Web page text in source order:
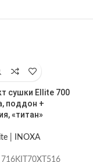
сушки Ellite 700
поддон +
«титан»
| INOXA
716KIT70XT516